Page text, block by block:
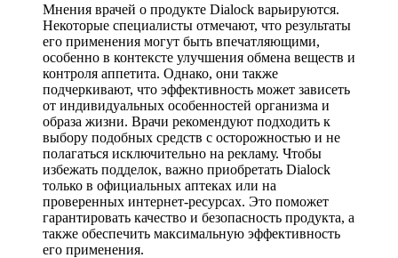
Мнения врачей о продукте Dialock варьируются.
Некоторые специалисты отмечают, что результаты
его применения могут быть впечатляющими,
особенно в контексте улучшения обмена веществ и
контроля аппетита. Однако, они также
подчеркивают, что эффективность может зависеть
от индивидуальных особенностей организма и
образа жизни. Врачи рекомендуют подходить к
выбору подобных средств с осторожностью и не
полагаться исключительно на рекламу. Чтобы
избежать подделок, важно приобретать Dialock
только в официальных аптеках или на
проверенных интернет-ресурсах. Это поможет
гарантировать качество и безопасность продукта, а
также обеспечить максимальную эффективность
его применения.